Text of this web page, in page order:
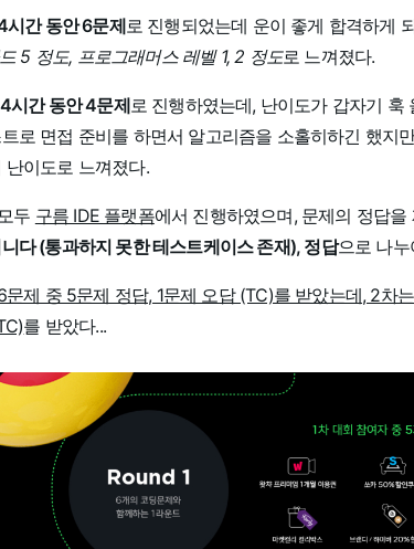
시간 동안 6문제로 진행되었는데 운이 좋게 합격하게
5 정도, 프로그래머스 레벨 1, 2 정도로 느껴졌다.
4시간 동안 4문제로 진행하였는데, 난이도가 갑자기 훅
로 면접 준비를 하면서 알고리즘을 소홀히하긴 했지
난이도로 느껴졌다.
두 구름 IDE 플랫폼에서 진행하였으며, 문제의 정답을
다 (통과하지 못한 테스트케이스 존재), 정답으로 나누
문제 중 5문제 정답, 1문제 오답 (TC)를 받았는데, 2차
를 받았다...